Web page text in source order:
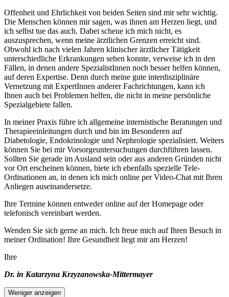
Offenheit und Ehrlichkeit von beiden Seiten sind mir sehr wichtig.
Die Menschen können mir sagen, was ihnen am Herzen liegt, und
ich selbst tue das auch. Dabei scheue ich mich nicht, es
auszusprechen, wenn meine ärztlichen Grenzen erreicht sind.
Obwohl ich nach vielen Jahren klinischer ärztlicher Tätigkeit
unterschiedliche Erkrankungen sehen konnte, verweise ich in den
Fällen, in denen andere SpezialistInnen noch besser helfen können,
auf deren Expertise. Denn durch meine gute interdisziplinäre
Vernetzung mit ExpertInnen anderer Fachrichtungen, kann ich
Ihnen auch bei Problemen helfen, die nicht in meine persönliche
Spezialgebiete fallen.
In meiner Praxis führe ich allgemeine internistische Beratungen und
Therapieeinleitungen durch und bin im Besonderen auf
Diabetologie, Endokrinologie und Nephrologie spezialisiert. Weiters
können Sie bei mir Vorsorgeuntersuchungen durchführen lassen.
Sollten Sie gerade im Ausland sein oder aus anderen Gründen nicht
vor Ort erscheinen können, biete ich ebenfalls spezielle Tele-
Ordinationen an, in denen ich mich online per Video-Chat mit Ihren
Anliegen auseinandersetze.
Ihre Termine können entweder online auf der Homepage oder
telefonisch vereinbart werden.
Wenden Sie sich gerne an mich. Ich freue mich auf Ihren Besuch in
meiner Ordination! Ihre Gesundheit liegt mir am Herzen!
Ihre
Dr. in Katarzyna Krzyzanowska-Mittermayer
Weniger anzeigen